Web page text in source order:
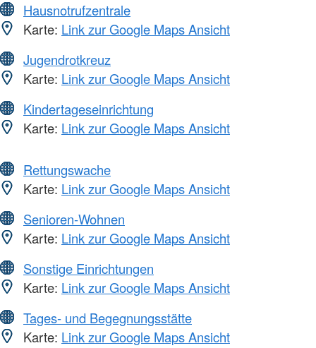
Hausnotrufzentrale
Karte: Link zur Google Maps Ansicht
Jugendrotkreuz
Karte: Link zur Google Maps Ansicht
Kindertageseinrichtung
Karte: Link zur Google Maps Ansicht
Rettungswache
Karte: Link zur Google Maps Ansicht
Senioren-Wohnen
Karte: Link zur Google Maps Ansicht
Sonstige Einrichtungen
Karte: Link zur Google Maps Ansicht
Tages- und Begegnungsstätte
Karte: Link zur Google Maps Ansicht